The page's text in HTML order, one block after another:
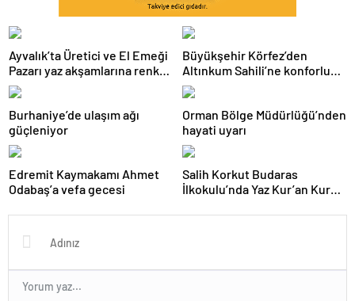
Ayvalık’ta Üretici ve El Emeği
Pazarı yaz akşamlarına renk
katıyor
Büyükşehir Körfez’den
Altınkum Sahili’ne konforlu
dokunuş:
Burhaniye’de ulaşım ağı
güçleniyor
Orman Bölge Müdürlüğü’nden
hayati uyarı
Edremit Kaymakamı Ahmet
Odabaş’a vefa gecesi
Salih Korkut Budaras
İlkokulu’nda Yaz Kur’an Kursu